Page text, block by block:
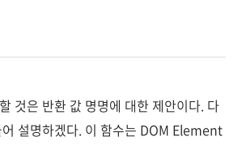
것은 반환 값 명명에 대한 제안이다. 다
설명하겠다. 이 함수는 DOM Element